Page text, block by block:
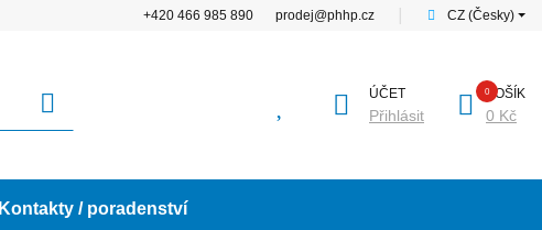
+420 466 985 890 prodej@phhp.cz CZ (Česky)
ÚČET
Přihlásit
KOŠÍK
0 Kč
Kontakty / poradenství